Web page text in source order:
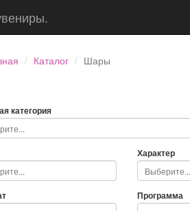
Каталог Шары
категория
Характер
Программа